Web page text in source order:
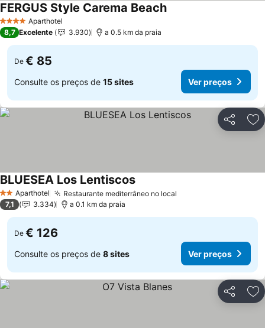
4 EstrelasAparthotel
FERGUS Style Carema Beach
8,7 Excelente 3.930 a 0.5 km da praia
De € 85
Consulte os preços de 15 sites Ver preços
Partilhar
2 EstrelasAparthotel Restaurante mediterrâneo no local
BLUESEA Los Lentiscos
7,1 3.334 a 0.1 km da praia
De € 126
Consulte os preços de 8 sites Ver preços
Partilhar